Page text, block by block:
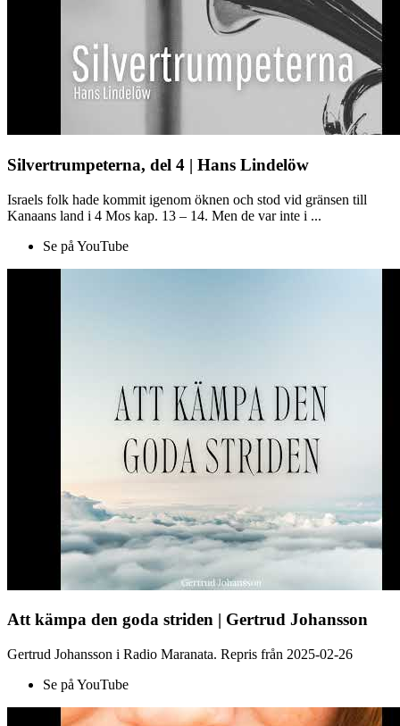
Silvertrumpeterna, del 4 | Hans Lindelöw
Israels folk hade kommit igenom öknen och stod vid gränsen till
Kanaans land i 4 Mos kap. 13 – 14. Men de var inte i ...
Se på YouTube
Att kämpa den goda striden | Gertrud Johansson
Gertrud Johansson i Radio Maranata. Repris från 2025-02-26
Se på YouTube